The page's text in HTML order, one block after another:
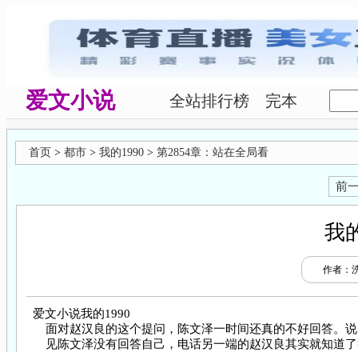
爱文小说 全站排行榜 完本
首页 > 都市 > 我的1990 > 第2854章：站在全局看
前
我
作者：
爱文小说我的1990
面对赵汉良的这个提问，陈文泽一时间还真的不好回答。
见陈文泽没有回答自己，电话另一端的赵汉良其实就知道